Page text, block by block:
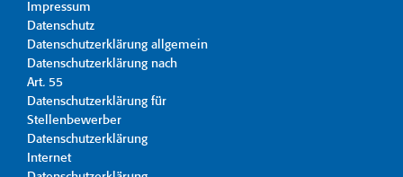
Impressum
Datenschutz
Datenschutzerklärung allgemein
Datenschutzerklärung nach
Art. 55
Datenschutzerklärung für
Stellenbewerber
Datenschutzerklärung
Internet